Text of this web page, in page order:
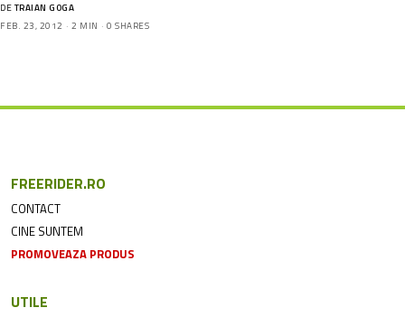
DE TRAIAN GOGA
FEB. 23, 2012
2 MIN 0 SHARES
FREERIDER.RO
CONTACT
CINE SUNTEM
PROMOVEAZA PRODUS
UTILE